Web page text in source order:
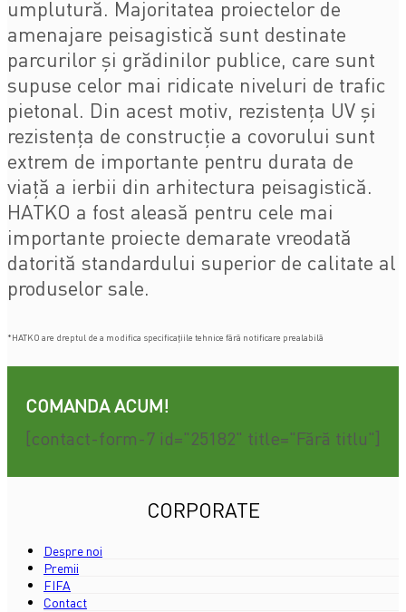
umplutură. Majoritatea proiectelor de
amenajare peisagistică sunt destinate
parcurilor și grădinilor publice, care sunt
supuse celor mai ridicate niveluri de trafic
pietonal. Din acest motiv, rezistența UV și
rezistența de construcție a covorului sunt
extrem de importante pentru durata de
viață a ierbii din arhitectura peisagistică.
HATKO a fost aleasă pentru cele mai
importante proiecte demarate vreodată
datorită standardului superior de calitate al
produselor sale.
*HATKO are dreptul de a modifica specificațiile tehnice fără notificare prealabilă
COMANDA ACUM!
[contact-form-7 id="25182" title="Fără titlu"]
CORPORATE
Despre noi
Premii
FIFA
Contact